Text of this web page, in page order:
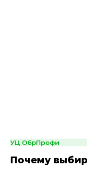
УЦ ОбрПрофи
Почему